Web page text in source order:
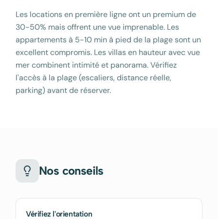
Les locations en première ligne ont un premium de
30-50% mais offrent une vue imprenable. Les
appartements à 5-10 min à pied de la plage sont un
excellent compromis. Les villas en hauteur avec vue
mer combinent intimité et panorama. Vérifiez
l'accès à la plage (escaliers, distance réelle,
parking) avant de réserver.
Nos conseils
Vérifiez l'orientation